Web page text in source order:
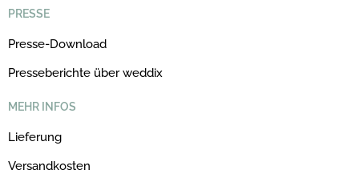
PRESSE
Presse-Download
Presseberichte über weddix
MEHR INFOS
Lieferung
Versandkosten